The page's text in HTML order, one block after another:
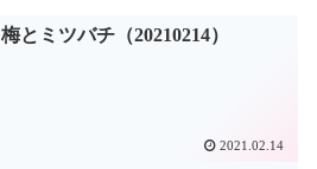
梅とミツバチ（20210214）
2021.02.14